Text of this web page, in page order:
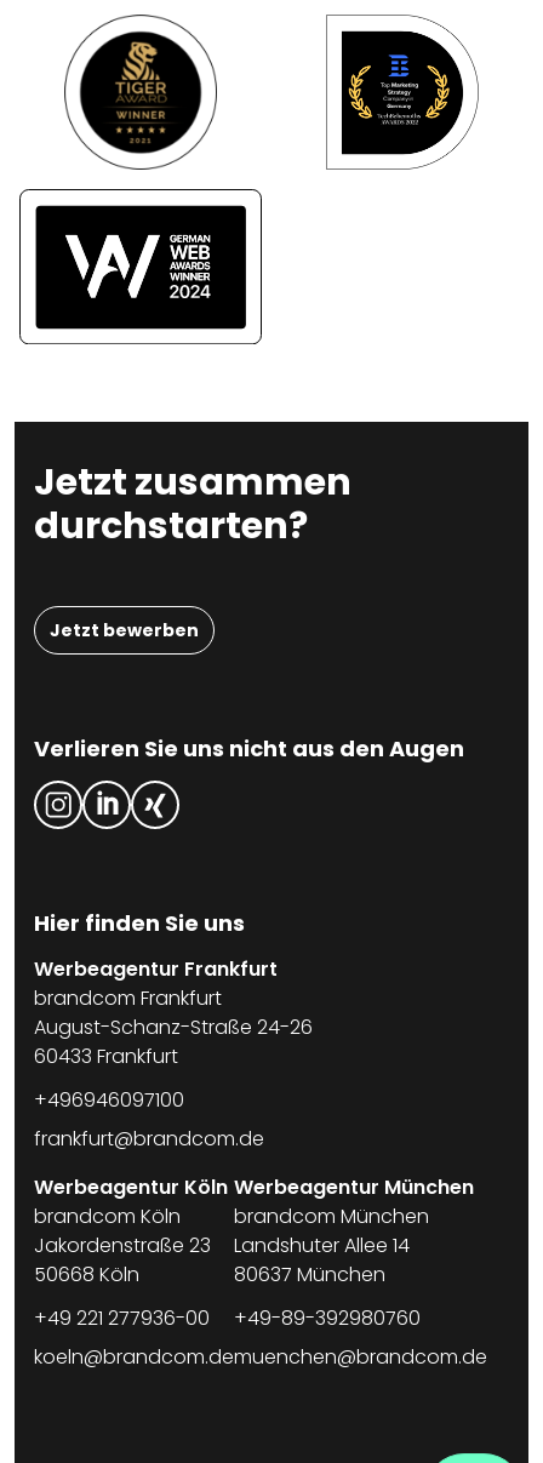
Jetzt zusammen
durchstarten?
Jetzt bewerben
Verlieren Sie uns nicht aus den Augen
Hier finden Sie uns
Werbeagentur Frankfurt
brandcom Frankfurt
August-Schanz-Straße 24-26
60433 Frankfurt
+496946097100
frankfurt@brandcom.de
Werbeagentur Köln
brandcom Köln
Jakordenstraße 23
50668 Köln
+49 221 277936-00
koeln@brandcom.de
Werbeagentur München
brandcom München
Landshuter Allee 14
80637 München
+49-89-392980760
muenchen@brandcom.de